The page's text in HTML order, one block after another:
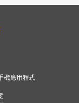
機應用程式